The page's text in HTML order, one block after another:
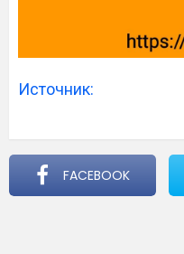
Источник:
FACEBOOK